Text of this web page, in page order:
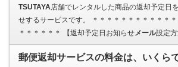
TSUTAYA店舗でレンタルした商品の返却予定日を
せするサービスです。 ＊＊＊＊＊＊＊＊＊＊＊＊
＊＊＊＊＊＊ 【返却予定日お知らせメール設定
郵便返却サービスの料金は、いくら